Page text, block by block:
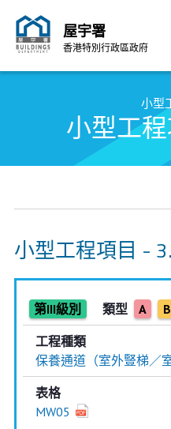
屋宇署
香港特別行政區政府
小型
小型工
小型工程項目 -
第III級別 類型 A B
工程種類
保養通道（室外豎梯／
表格
MW05